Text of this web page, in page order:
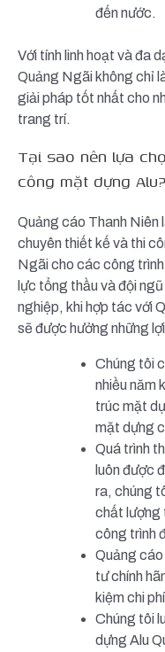
đến nước.
Với tính linh hoạt và đa
Quảng Ngãi không chỉ
giải pháp tốt nhất cho
trang trí.
Tại sao nên lựa
công mặt dựng Alu?
Quảng cáo Thanh Niên
chuyên thiết kế và thi
Ngãi cho các công
lực tổng thầu và đội
nghiệp, khi hợp tác với
sẽ được hưởng những
Chúng tôi
nhiều năm
trúc mặt
mặt dựng
Quá trình
luôn được
ra, chúng
chất lượng
công trình
Quảng
tư chính
kiệm chi
Chúng tôi
dựng Alu